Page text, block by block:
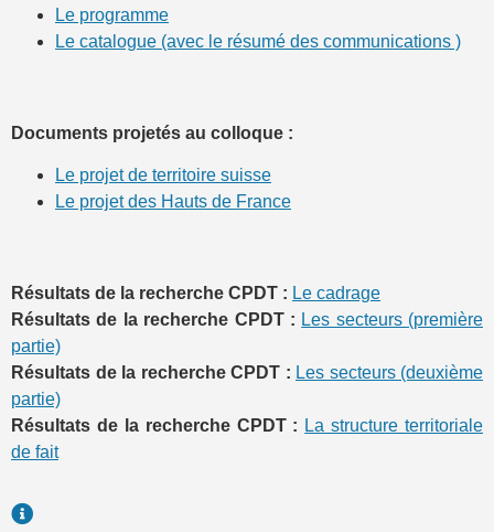
Le programme
Le catalogue (avec le résumé des communications )
Documents projetés au colloque :
Le projet de territoire suisse
Le projet des Hauts de France
Résultats de la recherche CPDT : Le cadrage
Résultats de la recherche CPDT : Les secteurs (première
partie)
Résultats de la recherche CPDT : Les secteurs (deuxième
partie)
Résultats de la recherche CPDT : La structure territoriale
de fait